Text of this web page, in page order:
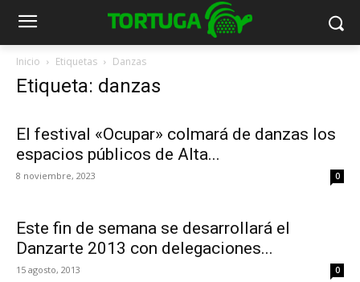
Inicio Etiquetas Danzas
Etiqueta: danzas
El festival «Ocupar» colmará de danzas los
espacios públicos de Alta...
8 noviembre, 2023 0
Este fin de semana se desarrollará el
Danzarte 2013 con delegaciones...
15 agosto, 2013 0